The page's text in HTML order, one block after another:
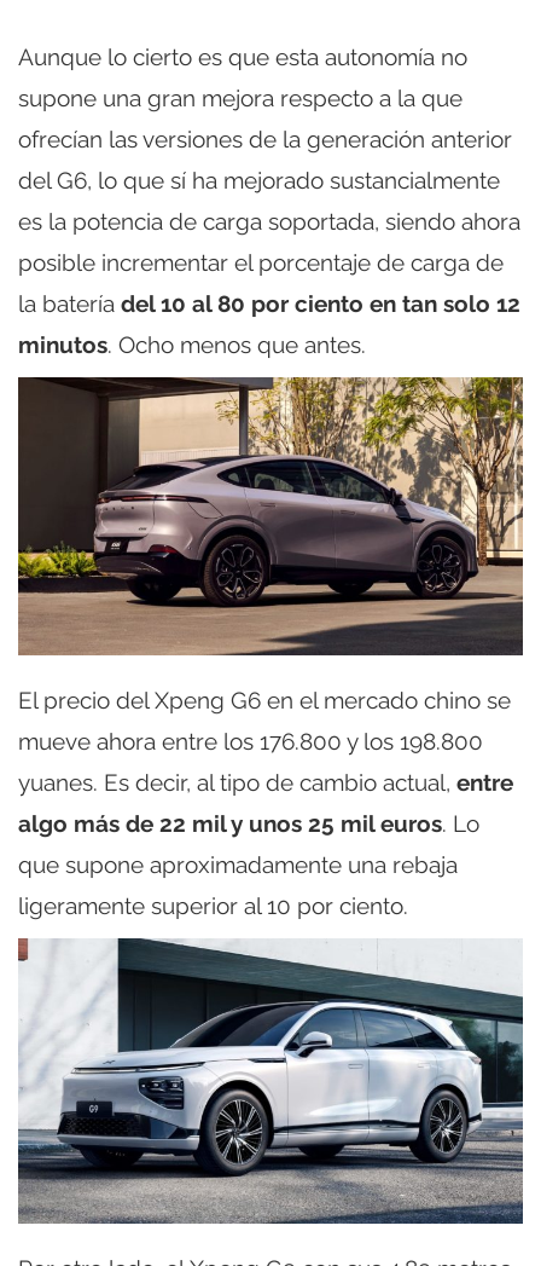
Aunque lo cierto es que esta autonomía no
supone una gran mejora respecto a la que
ofrecían las versiones de la generación anterior
del G6, lo que sí ha mejorado sustancialmente
es la potencia de carga soportada, siendo ahora
posible incrementar el porcentaje de carga de
la batería del 10 al 80 por ciento en tan solo 12
minutos. Ocho menos que antes.
El precio del Xpeng G6 en el mercado chino se
mueve ahora entre los 176.800 y los 198.800
yuanes. Es decir, al tipo de cambio actual, entre
algo más de 22 mil y unos 25 mil euros. Lo
que supone aproximadamente una rebaja
ligeramente superior al 10 por ciento.